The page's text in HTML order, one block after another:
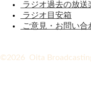
ラジオ過去の放送
ラジオ目安箱
ご意見・お問い合
©2026 Oita